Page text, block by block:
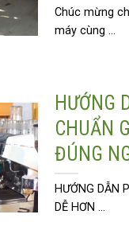
Chúc mừng
máy cùng ...
HƯỚNG
CHUẨN
ĐÚNG
HƯỚNG DẪN
DỄ HƠN ...